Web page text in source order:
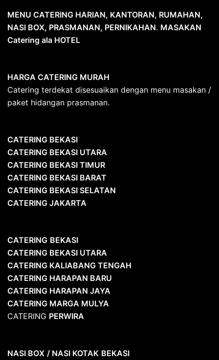
MENU CATERING HARIAN, KANTORAN, RUMAHAN,
NASI BOX, PRASMANAN, PERNIKAHAN. MASAKAN
Catering ala HOTEL
HARGA CATERING MURAH
Catering terdekat disesuaikan dengan menu masakan /
paket hidangan prasmanan.
CATERING BEKASI
CATERING BEKASI UTARA
CATERING BEKASI TIMUR
CATERING BEKASI BARAT
CATERING BEKASI SELATAN
CATERING JAKARTA
CATERING BEKASI
CATERING BEKASI UTARA
CATERING KALIABANG TENGAH
CATERING HARAPAN BARU
CATERING HARAPAN JAYA
CATERING MARGA MULYA
CATERING PERWIRA
NASI BOX / NASI KOTAK BEKASI